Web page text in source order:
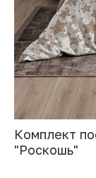
Комплект
"Роскошь"